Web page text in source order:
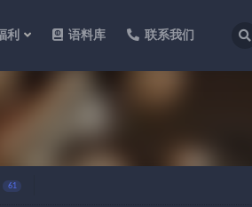
利 语料库 联系我们
61